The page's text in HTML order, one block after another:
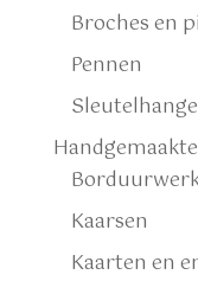
Broches en
Pennen
Kaarsen
Kaarten en